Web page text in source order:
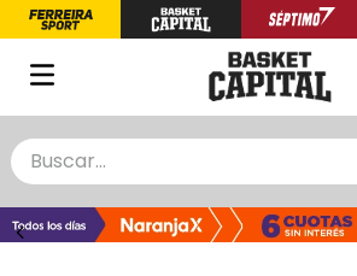
Buscar...
TÉRMINOS MÁS BUSCADOS
1.
zapatillas basquet